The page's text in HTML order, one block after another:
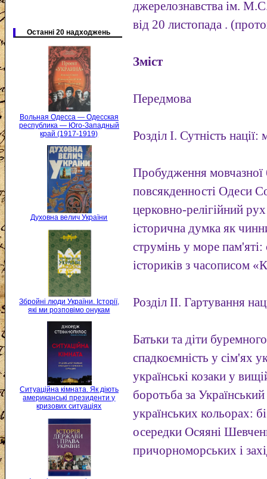
Останні 20 надходжень
Вольная Одесса — Одесская
республика — Юго-Западный
край (1917-1919)
Духовна велич України
Збройні люди України. Історії,
які ми розповімо онукам
Ситуаційна кімната. Як діють
американські президенти у
кризових ситуаціях
джерелознавства ім.
від 20 листопада .
Зміст
Передмова
Розділ І. Сутність нації:
Пробудження мовчазної
повсякденності Одеси
церковно-релігійний рух
історична думка як
струмінь у море
істориків з часописом
Розділ II. Гартування
Батьки та діти
спадкоємність у сім'ях
українські козаки у
боротьба за
українських кольорах:
осередки Осяяні
причорноморських і